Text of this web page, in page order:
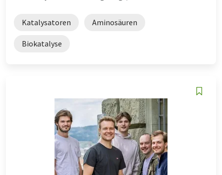
Katalysatoren Aminosäuren
Biokatalyse